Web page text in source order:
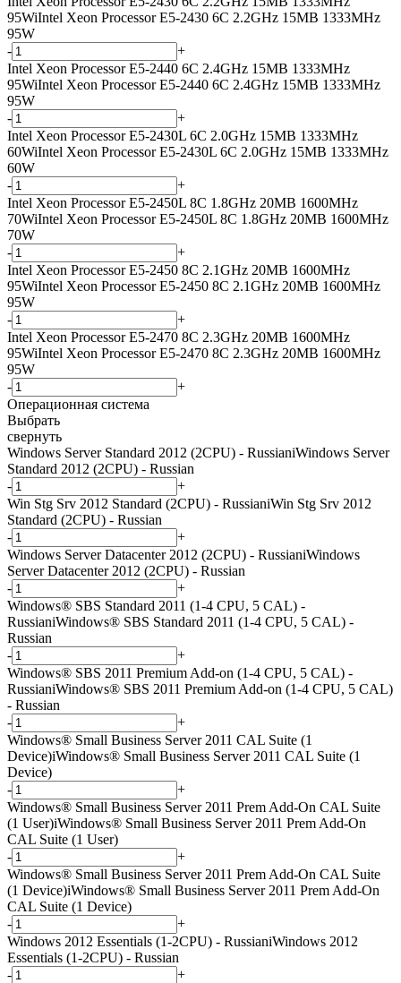
95WiIntel Xeon Processor E5-2430 6C 2.2GHz 15MB 1333MHz
95W
-
+
Intel Xeon Processor E5-2440 6C 2.4GHz 15MB 1333MHz
95WiIntel Xeon Processor E5-2440 6C 2.4GHz 15MB 1333MHz
95W
-
+
Intel Xeon Processor E5-2430L 6C 2.0GHz 15MB 1333MHz
60WiIntel Xeon Processor E5-2430L 6C 2.0GHz 15MB 1333MHz
60W
-
+
Intel Xeon Processor E5-2450L 8C 1.8GHz 20MB 1600MHz
70WiIntel Xeon Processor E5-2450L 8C 1.8GHz 20MB 1600MHz
70W
-
+
Intel Xeon Processor E5-2450 8C 2.1GHz 20MB 1600MHz
95WiIntel Xeon Processor E5-2450 8C 2.1GHz 20MB 1600MHz
95W
-
+
Intel Xeon Processor E5-2470 8C 2.3GHz 20MB 1600MHz
95WiIntel Xeon Processor E5-2470 8C 2.3GHz 20MB 1600MHz
95W
-
+
Операционная система
Выбрать
свернуть
Windows Server Standard 2012 (2CPU) - RussianiWindows Server
Standard 2012 (2CPU) - Russian
-
+
Win Stg Srv 2012 Standard (2CPU) - RussianiWin Stg Srv 2012
Standard (2CPU) - Russian
-
+
Windows Server Datacenter 2012 (2CPU) - RussianiWindows
Server Datacenter 2012 (2CPU) - Russian
-
+
Windows® SBS Standard 2011 (1-4 CPU, 5 CAL) -
RussianiWindows® SBS Standard 2011 (1-4 CPU, 5 CAL) -
Russian
-
+
Windows® SBS 2011 Premium Add-on (1-4 CPU, 5 CAL) -
RussianiWindows® SBS 2011 Premium Add-on (1-4 CPU, 5 CAL)
- Russian
-
+
Windows® Small Business Server 2011 CAL Suite (1
Device)iWindows® Small Business Server 2011 CAL Suite (1
Device)
-
+
Windows® Small Business Server 2011 Prem Add-On CAL Suite
(1 User)iWindows® Small Business Server 2011 Prem Add-On
CAL Suite (1 User)
-
+
Windows® Small Business Server 2011 Prem Add-On CAL Suite
(1 Device)iWindows® Small Business Server 2011 Prem Add-On
CAL Suite (1 Device)
-
+
Windows 2012 Essentials (1-2CPU) - RussianiWindows 2012
Essentials (1-2CPU) - Russian
-
+